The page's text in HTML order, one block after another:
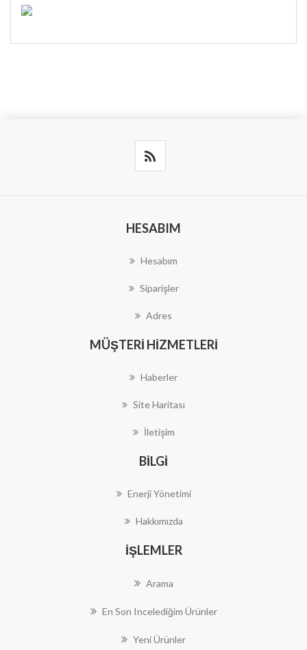
HESABIM
Hesabım
Siparişler
Adres
MÜŞTERI HIZMETLERI
Haberler
Site Haritası
İletişim
BILGI
Enerji Yönetimi
Hakkımızda
İŞLEMLER
Arama
En Son Incelediğim Ürünler
Yeni Ürünler